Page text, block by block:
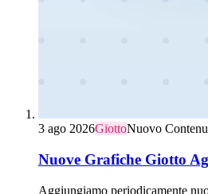
3 ago 2026GiottoNuovo
Nuove Grafiche Giotto
Aggiungiamo periodicamente